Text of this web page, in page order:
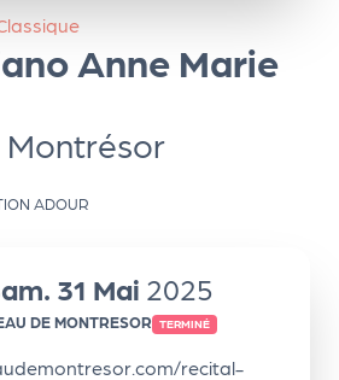
Anne Marie
ADOUR
31 Mai 2025
DE MONTRESOR TERMINÉ
recital-